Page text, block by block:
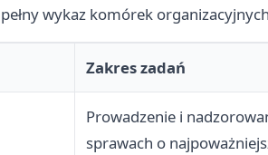
wykaz komórek
Zakres zadań
Prowadzenie i
sprawach o